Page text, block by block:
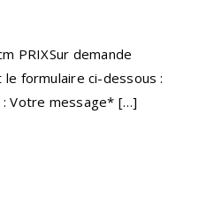
PRIXSur demande
formulaire ci-dessous :
Votre message* […]